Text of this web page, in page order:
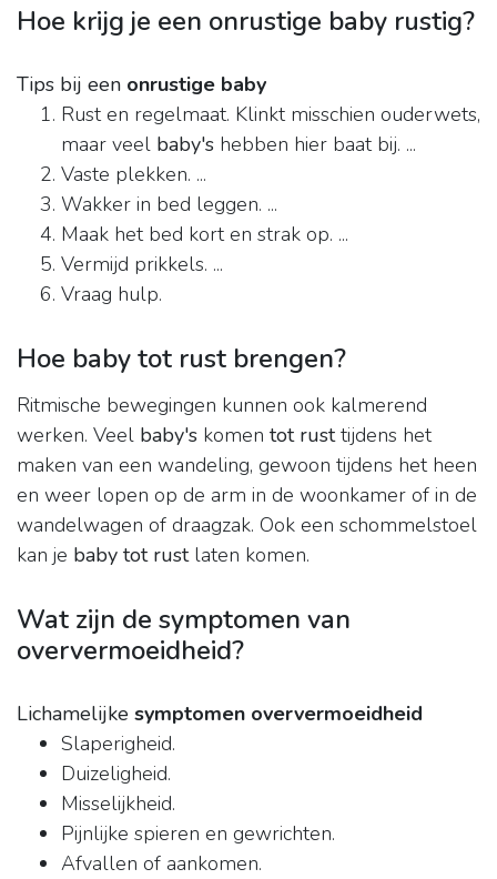
Hoe krijg je een onrustige baby rustig?
Tips bij een onrustige baby
Rust en regelmaat. Klinkt misschien ouderwets,
maar veel baby's hebben hier baat bij. ...
Vaste plekken. ...
Wakker in bed leggen. ...
Maak het bed kort en strak op. ...
Vermijd prikkels. ...
Vraag hulp.
Hoe baby tot rust brengen?
Ritmische bewegingen kunnen ook kalmerend
werken. Veel baby's komen tot rusttijdens het
maken van een wandeling, gewoon tijdens het heen
en weer lopen op de arm in de woonkamer of in de
wandelwagen of draagzak. Ook een schommelstoel
kan je baby tot rustlaten komen.
Wat zijn de symptomen van
oververmoeidheid?
Lichamelijke symptomen oververmoeidheid
Slaperigheid.
Duizeligheid.
Misselijkheid.
Pijnlijke spieren en gewrichten.
Afvallen of aankomen.